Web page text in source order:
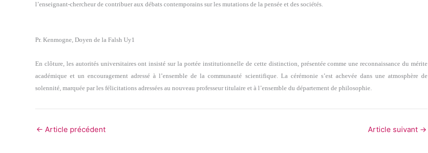
l’enseignant-chercheur de contribuer aux débats contemporains sur les mutations de la pensée et des sociétés.
Pr. Kenmogne, Doyen de la Falsh Uy1
En clôture, les autorités universitaires ont insisté sur la portée institutionnelle de cette distinction, présentée comme une reconnaissance du mérite
académique et un encouragement adressé à l’ensemble de la communauté scientifique. La cérémonie s’est achevée dans une atmosphère de
solennité, marquée par les félicitations adressées au nouveau professeur titulaire et à l’ensemble du département de philosophie.
← Article précédent Article suivant →